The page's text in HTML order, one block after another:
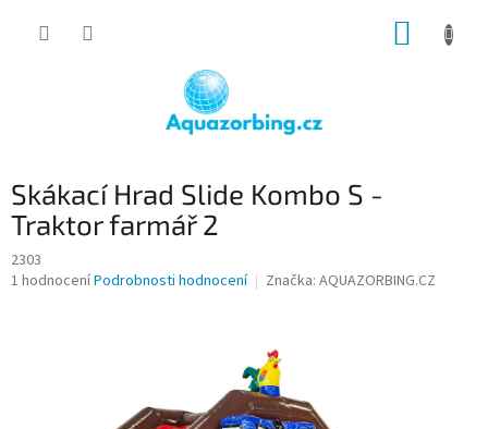
Skákací Hrad Slide Kombo S -
Traktor farmář 2
2303
Průměrné
1 hodnoceníPodrobnosti hodnocení Značka: AQUAZORBING.CZ